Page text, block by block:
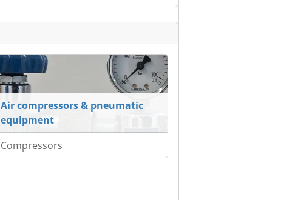
Air compressors & pneumatic
equipment
Compressors